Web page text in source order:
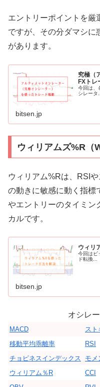
エントリーポイントを厳
ですが、その分ダマシに
があります。
究極（
FXトレ
今回は、
シレータ...
bitsen.jp
ウィリアムズ%R（
ウィリアム%Rは、RSI
の動きに敏感に動く指標
やエントリーのタイミン
カルです。
ウィリ
今回はビ
ド転換...
bitsen.jp
オシレ
MACD スト
移動平均乖離率
RSI
チョピネスインデックス
モメ
ウィリアム％R
CCI